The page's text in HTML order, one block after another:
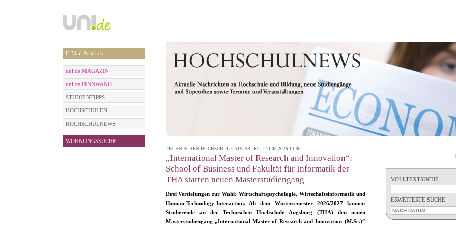
E-Mail Postfach
uni.de MAGAZIN
uni.de PINNWAND
STUDIENTIPPS
HOCHSCHULEN
HOCHSCHULNEWS
WOHNUNGSSUCHE
VOLLTEXTSUCHE
ERWEITERTE SUCHE
TECHNISCHEN HOCHSCHULE AUGSBURG | 11.05.2026 14:06
„International Master of Research and Innovation“:
School of Business und Fakultät für Informatik der
THA starten neuen Masterstudiengang
Drei Vertiefungen zur Wahl: Wirtschaftspsychologie, Wirtschaftsinformatik und
Human-Technology-Interaction. Ab dem Wintersemester 2026/2027 können
Studierende an der Technischen Hochschule Augsburg (THA) den neuen
Masterstudiengang „International Master of Research and Innovation (M.Sc.)“